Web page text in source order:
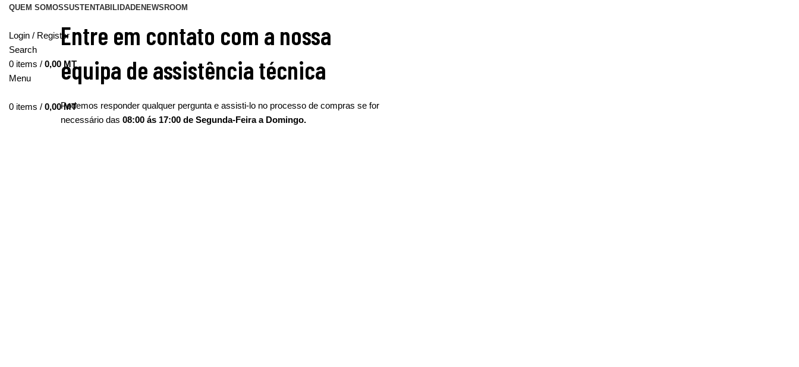
QUEM SOMOSSUSTENTABILIDADENEWSROOM
Login / Register
Search
0 items / 0,00 MT
Menu
0 items / 0,00MT
Entre em contato com a nossa
equipa de assistência técnica
Podemos responder qualquer pergunta e assisti-lo no processo de compras se for
necessário das 08:00 ás 17:00 de Segunda-Feira a Domingo.